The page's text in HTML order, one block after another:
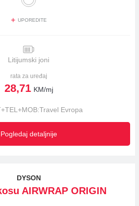
+ UPOREDITE
Litijumski joni
rata za uređaj
28,71 KM/mj
Evropa
Pogledaj detaljnije
DYSON
AIRWRAP ORIGIN